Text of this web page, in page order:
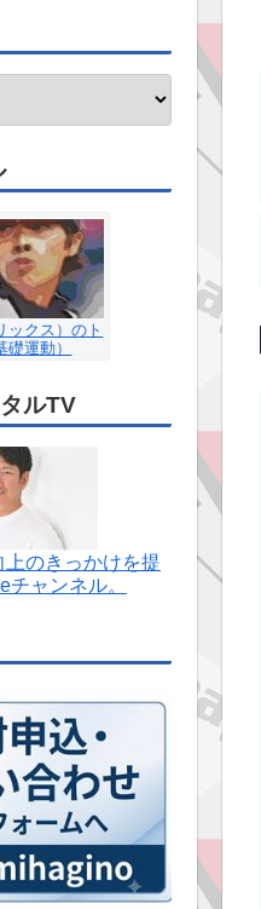
ックス）のト
運動）
ルTV
のきっかけを提
ャンネル。